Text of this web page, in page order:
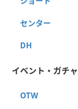
センター
DH
イベント・ガチ
OTW